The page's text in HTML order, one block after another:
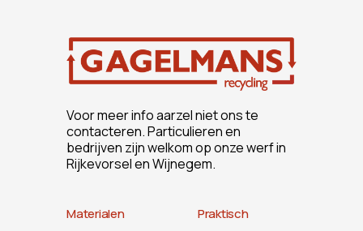
Voor meer info aarzel niet ons te
contacteren. Particulieren en
bedrijven zijn welkom op onze werf in
Rijkevorsel en Wijnegem.
Materialen Praktisch